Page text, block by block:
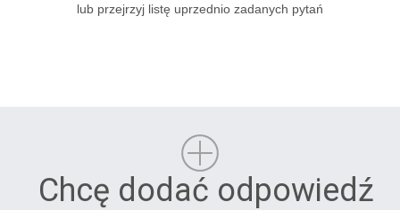
lub przejrzyj listę uprzednio zadanych pytań
Chcę dodać odpowiedź